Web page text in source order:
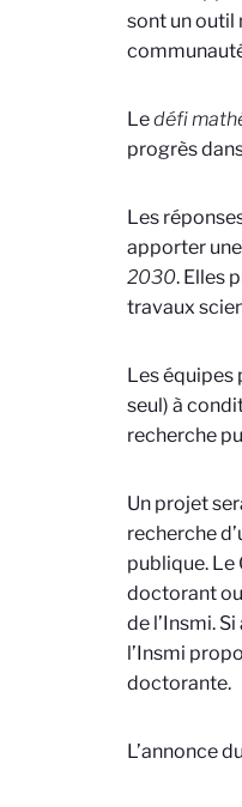
sont un outil
Ledéfi
progrès
Les
apporter
2030. Elles
travaux
Les équipes
seul) à
recherche
Un projet
recherche
publique. Le
doctorant
de l’Insmi.
l’Insmi
doctorante.
L’annonce